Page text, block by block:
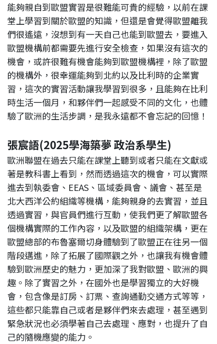
能夠親自到歐盟實習是很難能可貴的經驗，以前在課
堂上學習到關於歐盟的知識，但還是會覺得歐盟離我
們很遙遠，沒想到有一天自己也能到歐盟去，要進入
歐盟機構前都需要先進行安全檢查，如果沒有這次的
機會，或許很難有機會能夠到歐盟機構裡，除了歐盟
的機構外，很幸運能夠到北約以及比利時的企業實
習，這次的實習活動讓我學習到很多，且能夠在比利
時生活一個月，和夥伴們一起感受不同的文化，也體
驗了歐洲的生活步調，是我永遠都不會忘記的回憶！
張宸語(2025學海築夢 政治系學生)
歐洲聯盟在過去只能在課堂上聽到或者只能在文獻或
著是教科書上看到，然而透過這次的機會，可以實際
進去到執委會、EEAS、區域委員會、議會、甚至是
北大西洋公約組織等機構，能夠親身的去實習，並且
透過實習，與官員們進行互動，使我們更了解歐盟各
個機構實際的工作內容，以及歐盟的組織架構，更在
歐盟總部的布魯塞爾切身體驗到了歐盟正在往另一個
階段邁進，除了拓展了國際觀之外，也讓我有機會體
驗到歐洲歷史的魅力，更加深了我對歐盟、歐洲的興
趣。除了實習之外，在國外也是學習獨立的大好機
會，包含像是訂房、訂票、查詢通勤交通方式等等，
這些都只能靠自己或者是夥伴們來去處理，甚至遇到
緊急狀況也必須學著自己去處理、應對，也提升了自
己的隨機應變的能力。